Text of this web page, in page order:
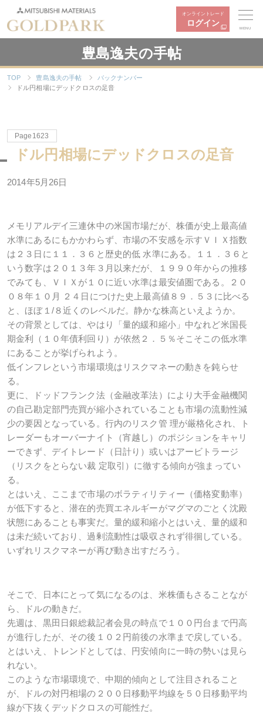
オンライントレード
ログイン
MENU
豊島逸夫の手帖
TOP 豊島逸夫の手帖
バックナンバー
ドル円相場にデッドクロスの足音
Page1623
ドル円相場にデッドクロスの足音
2014年5月26日
メモリアルデイ三連休中の米国市場だが、株価が史上最高値
水準にあるにもかかわらず、市場の不安感を示すＶＩＸ指数
は２３日に１１．３６と歴史的低 水準にある。１１．３６と
いう数字は２０１３年３月以来だが、１９９０年からの推移
でみても、ＶＩＸが１０に近い水準は最安値圏である。２０
０８年１０月 ２４日につけた史上最高値８９．５３に比べる
と、ほぼ１/８近くのレベルだ。静かな株高といえようか。
その背景としては、やはり「量的緩和縮小」中なれど米国長
期金利（１０年債利回り）が依然２．５％そこそこの低水準
にあることが挙げられよう。
低インフレという市場環境はリスクマネーの動きを鈍らせ
る。
更に、ドッドフランク法（金融改革法）により大手金融機関
の自己勘定部門売買が縮小されていることも市場の流動性減
少の要因となっている。行内のリスク管 理が厳格化され、ト
レーダーもオーバーナイト（宵越し）のポジションをキャリ
ーできず、デイトレード（日計り）或いはアービトラージ
（リスクをとらない裁 定取引）に徹する傾向が強まってい
る。
とはいえ、ここまで市場のボラティリティー（価格変動率）
が低下すると、潜在的売買エネルギーがマグマのごとく沈殿
状態にあることも事実だ。量的緩和縮小とはいえ、量的緩和
は未だ続いており、過剰流動性は吸収されず徘徊している。
いずれリスクマネーが再び動き出すだろう。
そこで、日本にとって気になるのは、米株価もさることなが
ら、ドルの動きだ。
先週は、黒田日銀総裁記者会見の時点で１００円台まで円高
が進行したが、その後１０２円前後の水準まで戻している。
とはいえ、トレンドとしては、円安傾向に一時の勢いは見ら
れない。
このような市場環境で、中期的傾向として注目されること
が、ドルの対円相場の２００日移動平均線を５０日移動平均
線が下抜くデッドクロスの可能性だ。